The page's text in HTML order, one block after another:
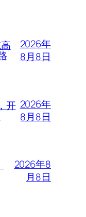
2026年
8月8日
开 2026年
8月8日
2026年8
月8日